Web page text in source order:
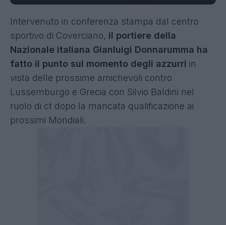
Intervenuto in conferenza stampa dal centro
sportivo di Coverciano, il portiere della
Nazionale italiana Gianluigi Donnarumma ha
fatto il punto sul momento degli azzurri in
vista delle prossime amichevoli contro
Lussemburgo e Grecia con Silvio Baldini nel
ruolo di ct dopo la mancata qualificazione ai
prossimi Mondiali.